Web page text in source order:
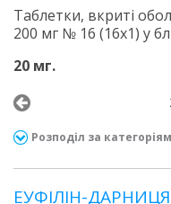
Таблетки, вкриті
200 мг № 16 (16х1) у
20 мг.
Розподіл за
ЕУФІЛІН-ДАРНИЦЯ